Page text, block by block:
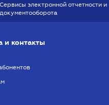
Сервисы электронной отчетности и
документооборота
и контакты